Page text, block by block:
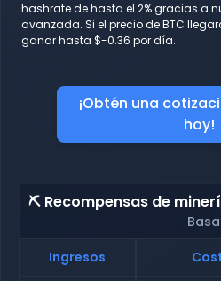
hashrate de hasta el 2% gracias a
avanzada. Si el precio de BTC
ganar hasta $-0.36 por día.
¡Obtén una
hoy!
⛏️ Recompensas de
Ingresos